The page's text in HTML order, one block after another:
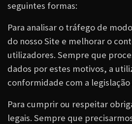
seguintes formas:
Para analisar o tráfego de
do nosso Site e melhorar o
utilizadores. Sempre que
dados por estes motivos, a
conformidade com a
Para cumprir ou respeitar
legais. Sempre que